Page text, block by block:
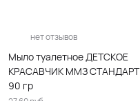
нет отзывов
Мыло туалетное ДЕТСКОЕ
КРАСАВЧИК ММЗ СТАНДАРТ
90 гр